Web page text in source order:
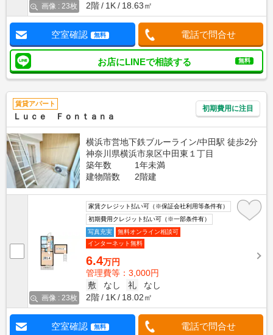
画像 : 23枚
2階
1K 18.63㎡
空室確認 無料 電話で問合せ
お店にLINEで相談する 無料
賃貸アパート
Ｌｕｃｅ Ｆｏｎｔａｎａ
初期費用に注目
横浜市営地下鉄ブルーライン/中田駅 徒歩2分
神奈川県横浜市泉区中田東１丁目
築年数
1年未満
建物階数
2階建
画像 : 23枚
家賃クレジット払い可（※保証会社利用等条件有）
初期費用クレジット払い可（※一部条件有）
写真充実
無料オンライン相談可
インターネット無料
6.4万円
管理費等：3,000円
敷
なし 礼
なし
2階
1K 18.02㎡
空室確認 無料 電話で問合せ